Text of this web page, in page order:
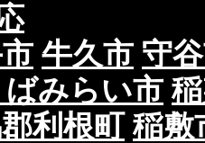
牛久市 守
みらい市
利根町 稲敷